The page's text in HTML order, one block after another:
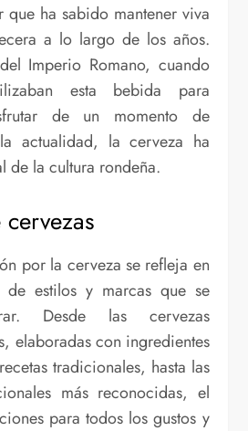
a lo largo de los años.
Imperio Romano, cuando
esta bebida para
de un momento de
actualidad, la cerveza ha
de la cultura rondeña.
estilos y marcas que se
Desde las cervezas
elaboradas con ingredientes
tradicionales, hasta las
más reconocidas, el
para todos los gustos y